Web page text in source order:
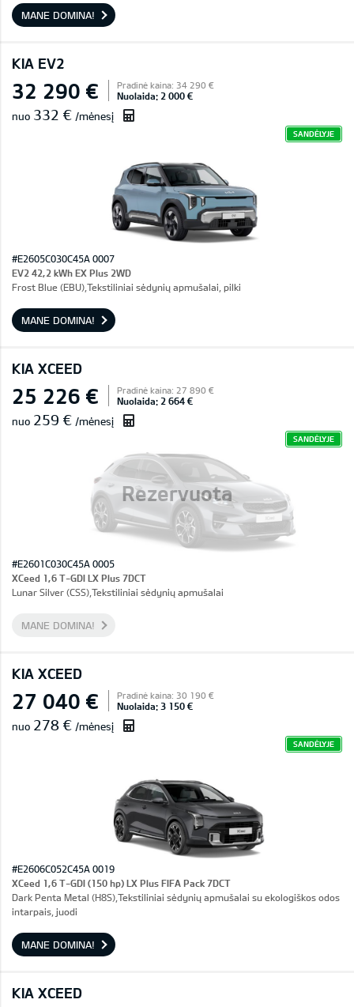
MANE DOMINA!
KIA EV2
32 290 € Pradinė kaina: 34 290 €
Nuolaida: 2 000 €
nuo 332 € /mėnesį
SANDĖLYJE
#E2605C030C45A 0007
EV2 42,2 kWh EX Plus 2WD
Frost Blue (EBU),Tekstiliniai sėdynių apmušalai, pilki
MANE DOMINA!
KIA XCEED
Rezervuota
25 226 € Pradinė kaina: 27 890 €
Nuolaida: 2 664 €
nuo 259 € /mėnesį
SANDĖLYJE
#E2601C030C45A 0005
XCeed 1,6 T-GDI LX Plus 7DCT
Lunar Silver (CSS),Tekstiliniai sėdynių apmušalai
MANE DOMINA!
KIA XCEED
27 040 € Pradinė kaina: 30 190 €
Nuolaida: 3 150 €
nuo 278 € /mėnesį
SANDĖLYJE
#E2606C052C45A 0019
XCeed 1,6 T-GDI (150 hp) LX Plus FIFA Pack 7DCT
Dark Penta Metal (H8S),Tekstiliniai sėdynių apmušalai su ekologiškos odos
intarpais, juodi
MANE DOMINA!
KIA XCEED